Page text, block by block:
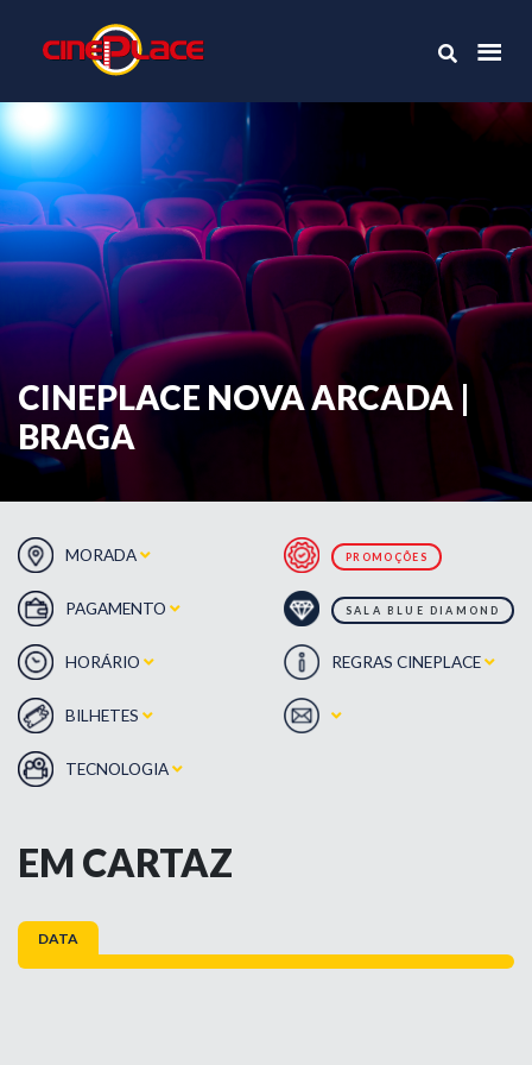
CINEPLACE NOVA ARCADA |
BRAGA
MORADA
PAGAMENTO
HORÁRIO
BILHETES
TECNOLOGIA
PROMOÇÕES
SALA BLUE DIAMOND
REGRAS CINEPLACE
EM CARTAZ
DATA